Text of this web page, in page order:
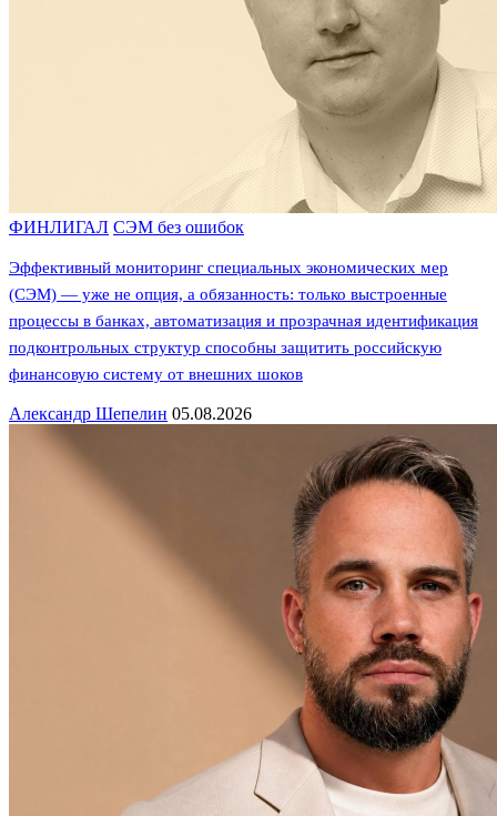
ФИНЛИГАЛ СЭМ без ошибок
Эффективный мониторинг специальных экономических мер
(СЭМ) — уже не опция, а обязанность: только выстроенные
процессы в банках, автоматизация и прозрачная идентификация
подконтрольных структур способны защитить российскую
финансовую систему от внешних шоков
Александр Шепелин 05.08.2026